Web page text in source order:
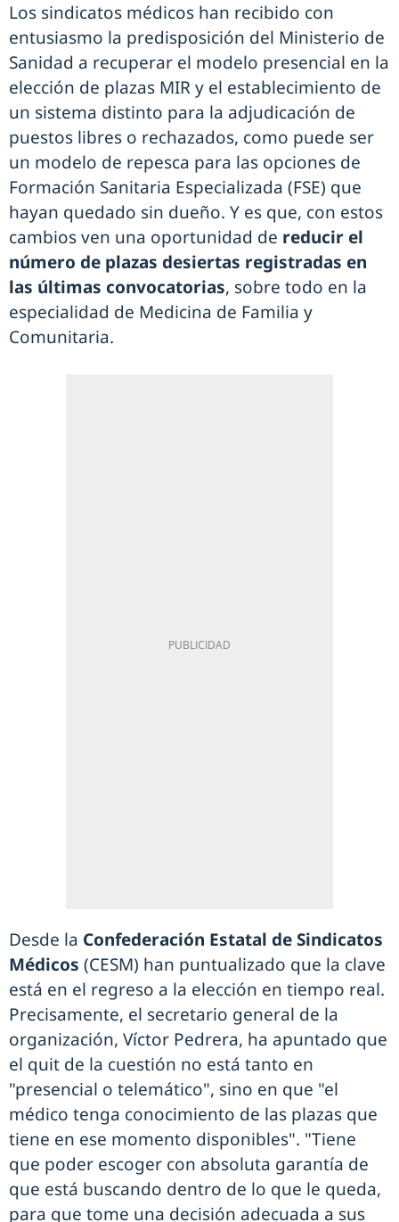
Los sindicatos médicos han recibido con
entusiasmo la predisposición del Ministerio de
Sanidad a recuperar el modelo presencial en la
elección de plazas MIR y el establecimiento de
un sistema distinto para la adjudicación de
puestos libres o rechazados, como puede ser
un modelo de repesca para las opciones de
Formación Sanitaria Especializada (FSE) que
hayan quedado sin dueño. Y es que, con estos
cambios ven una oportunidad de reducir el
número de plazas desiertas registradas en
las últimas convocatorias, sobre todo en la
especialidad de Medicina de Familia y
Comunitaria.
Desde la Confederación Estatal de Sindicatos
Médicos (CESM) han puntualizado que la clave
está en el regreso a la elección en tiempo real.
Precisamente, el secretario general de la
organización, Víctor Pedrera, ha apuntado que
el quit de la cuestión no está tanto en
"presencial o telemático", sino en que "el
médico tenga conocimiento de las plazas que
tiene en ese momento disponibles". "Tiene
que poder escoger con absoluta garantía de
que está buscando dentro de lo que le queda,
para que tome una decisión adecuada a sus